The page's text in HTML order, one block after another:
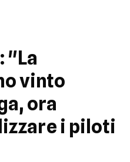
"La
vinto
ora
i piloti